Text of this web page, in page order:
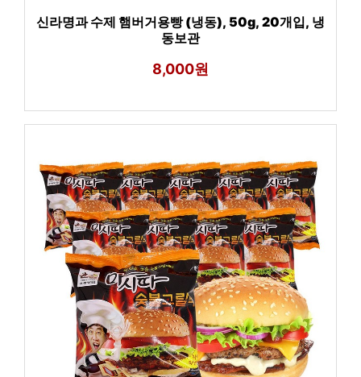
신라명과 수제 햄버거용빵 (냉동), 50g, 20개입, 냉
동보관
8,000원